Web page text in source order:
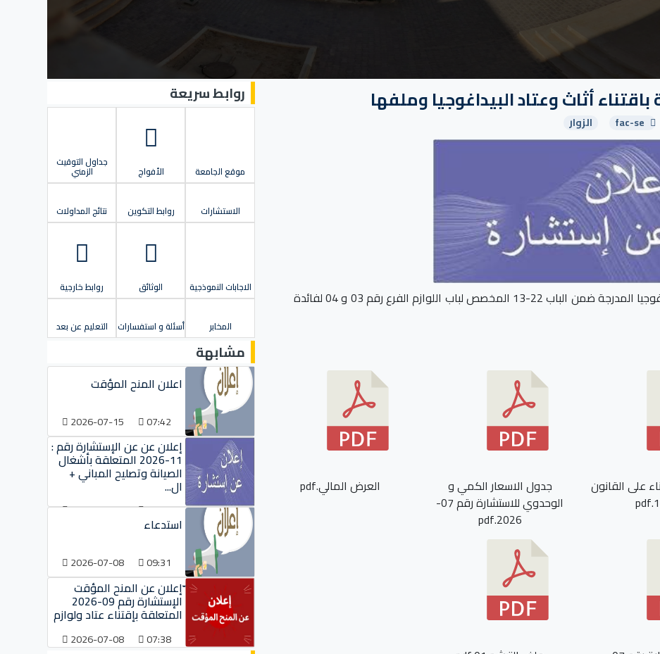
fac-se الزوار
استشارة رقم 07 المتعلقة باقتناء أثاث وعتاد البيداغوجيا المدرجة ضمن الباب 22-13 المخصص لباب اللوازم الفرع رقم 03 و 04 لفائدة
على القانون
جدول الاسعار الكمي و
الوحدوي للاستشارة رقم 07-
2026.pdf
العرض المالي.pdf
روابط سريعة
موقع الجامعة الأفواج
جداول التوقيت
الزمني
الاستشارات روابط التكوين نتائج المداولات
الاجابات النموذجية الوثائق روابط خارجية
المخابر أسئلة و استفسارات التعليم عن بعد
مشابهة
اعلان المنح المؤقت
07:42
2026-07-15
إعلان عن عن الإستشارة رقم :
11-2026 المتعلقة بأشغال
الصيانة وتصليح المباني +
ال...
09:38
2026-07-09
استدعاء
09:31
2026-07-08
ّإعلان عن المنح المؤقت
الإستشارة رقم 09-2026
المتعلقة بإقتناء عتاد ولوازم
07:38
2026-07-08